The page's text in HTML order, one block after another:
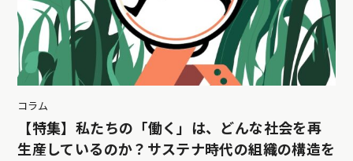
コラム
【特集】私たちの「働く」は、どんな社会を再
生産しているのか？サステナ時代の組織の構造を